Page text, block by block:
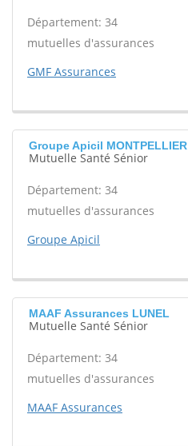
Département: 34
mutuelles d'assurances
GMF Assurances
Groupe Apicil MONTPELLIER
Mutuelle Santé Sénior
Département: 34
mutuelles d'assurances
Groupe Apicil
MAAF Assurances LUNEL
Mutuelle Santé Sénior
Département: 34
mutuelles d'assurances
MAAF Assurances